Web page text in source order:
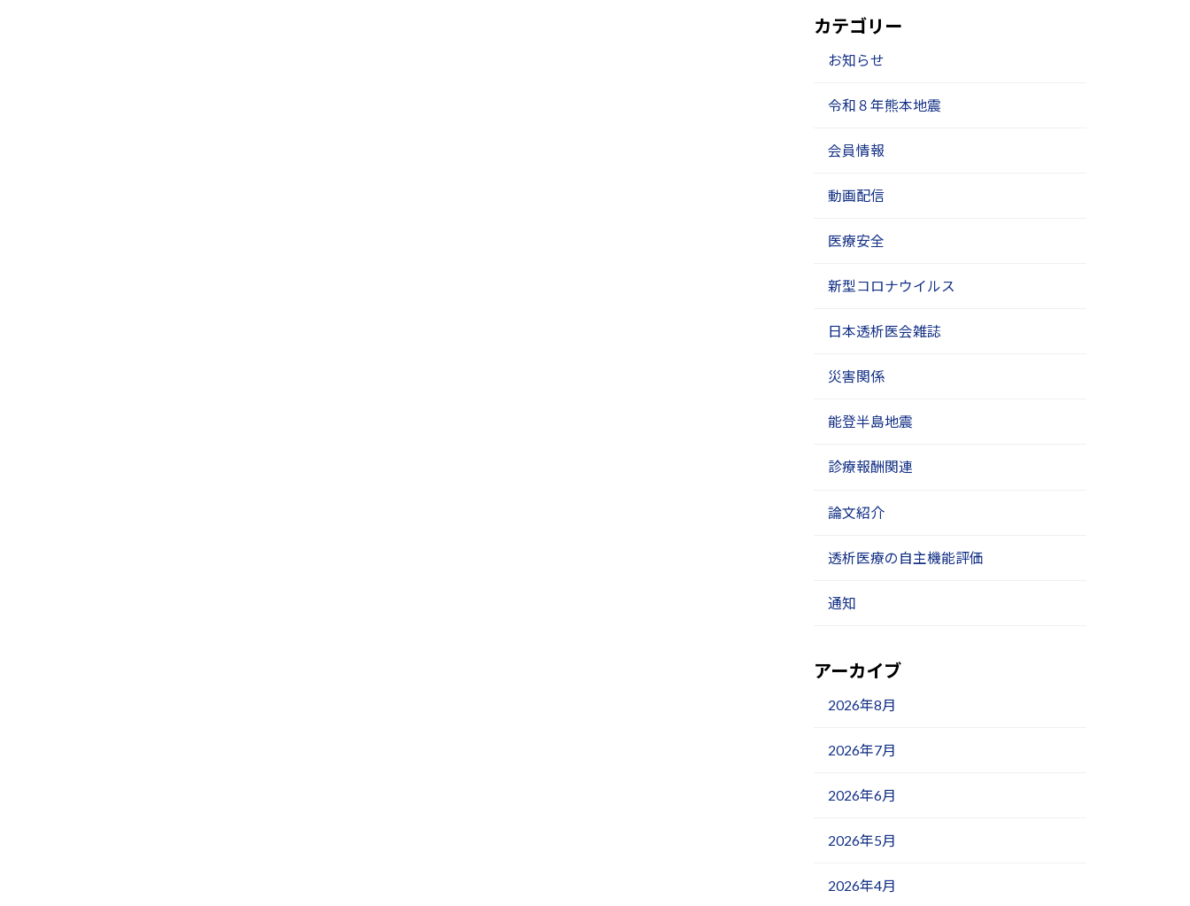
カテゴリー
お知らせ
令和８年熊本地震
会員情報
動画配信
医療安全
新型コロナウイルス
日本透析医会雑誌
災害関係
能登半島地震
診療報酬関連
論文紹介
透析医療の自主機能評価
通知
アーカイブ
2026年8月
2026年7月
2026年6月
2026年5月
2026年4月